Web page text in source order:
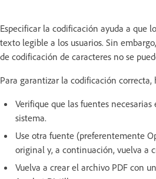
Especificar la codificación ayuda a que
texto legible a los usuarios. Sin
de codificación de caracteres no se
Para garantizar la codificación correcta,
Verifique que las fuentes
sistema.
Use otra fuente (preferentemente
original y, a continuación, vuelva a
Vuelva a crear el archivo PDF con